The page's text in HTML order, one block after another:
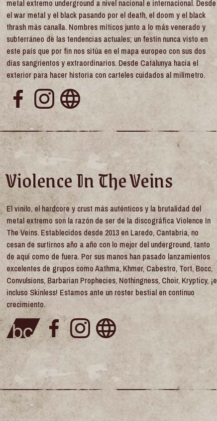
metal extremo underground a nivel nacional e internacional. Desde
el war metal y el black pasando por el death, el doom y el black
thrash más canalla. Nombres míticos junto a lo más venerado y
subterráneo de las tendencias actuales; un festín nunca visto en
este país que por fin nos sitúa en el mapa europeo con sus dos
días sangrientos y extraordinarios. Desde Catalunya hacia el
exterior para hacer historia con carteles cuidados al milímetro.
Violence In The Veins
El vinilo, el hardcore y crust más auténticos y la brutalidad del
metal extremo son la razón de ser de la discográfica Violence In
The Veins. Establecidos desde 2013 en Laredo, Cantabria, no
cesan de surtirnos año a año con lo mejor del underground, tanto
de aquí como de fuera. Por sus manos han pasado lanzamientos
excelentes de grupos como Aathma, Khmer, Cabestro, Tort, Bocc,
Convulsions, Barbarian Prophecies, Nothingness, Choir, Krypticy, ¡e
incluso Skinless! Estamos ante un roster bestial en continuo
crecimiento.